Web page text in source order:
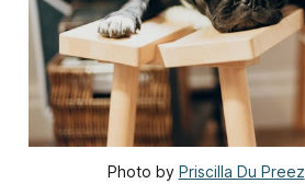
Photo by Priscilla Du Preez